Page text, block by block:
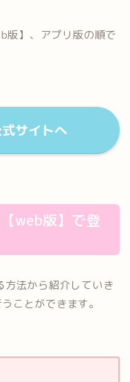
版】、アプリ版の順で
サイトへ
web版】で登
法から紹介していき
ことができます。